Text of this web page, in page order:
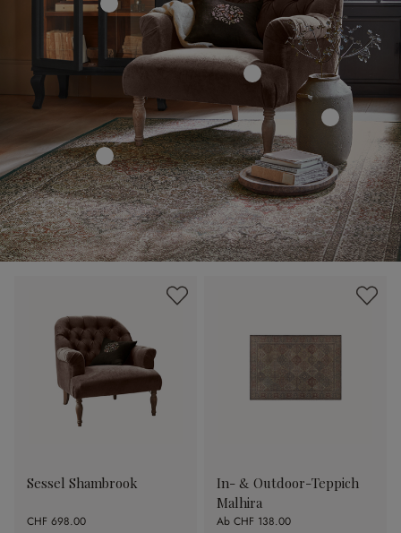
Sessel Shambrook
CHF 698.00
In- & Outdoor-Teppich
Malhira
Ab CHF 138.00